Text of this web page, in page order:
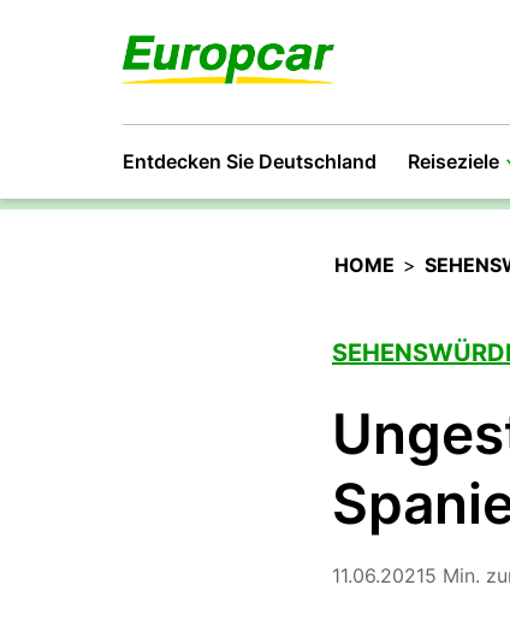
Entdecken Sie Deutschland Reiseziele
HOME >
11.06.20215 Min.